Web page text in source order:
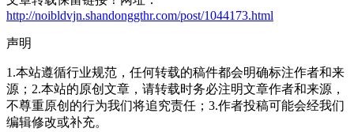
http://noibldvjn.shandonggthr.com/post/1044173.html
声明
1.本站遵循行业规范，任何转载的稿件都会明确标注作者和来
源；2.本站的原创文章，请转载时务必注明文章作者和来源，
不尊重原创的行为我们将追究责任；3.作者投稿可能会经我们
编辑修改或补充。